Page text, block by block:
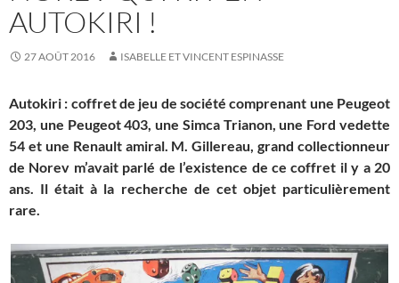
AUTOKIRI !
27 AOÛT 2016 ISABELLE ET VINCENT ESPINASSE
Autokiri : coffret de jeu de société comprenant une Peugeot
203, une Peugeot 403, une Simca Trianon, une Ford vedette
54 et une Renault amiral. M. Gillereau, grand collectionneur
de Norev m’avait parlé de l’existence de ce coffret il y a 20
ans. Il était à la recherche de cet objet particulièrement
rare.